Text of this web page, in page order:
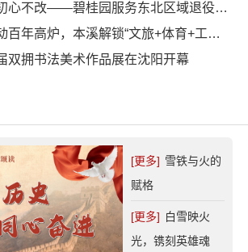
戎装虽卸，初心不改——碧桂园服务东北区域退役军人“八一”特辑
铁骑轰鸣燃动百年高炉，本溪解锁“文旅+体育+工业IP”融合新范式
双拥书法美术作品展在沈阳开幕
[更多] 雪铁与火的
赋格
[更多] 白雪映火
光，镌刻英雄魂